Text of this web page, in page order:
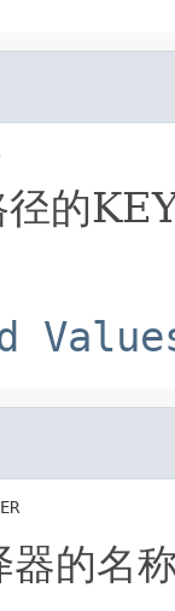
径的
的名